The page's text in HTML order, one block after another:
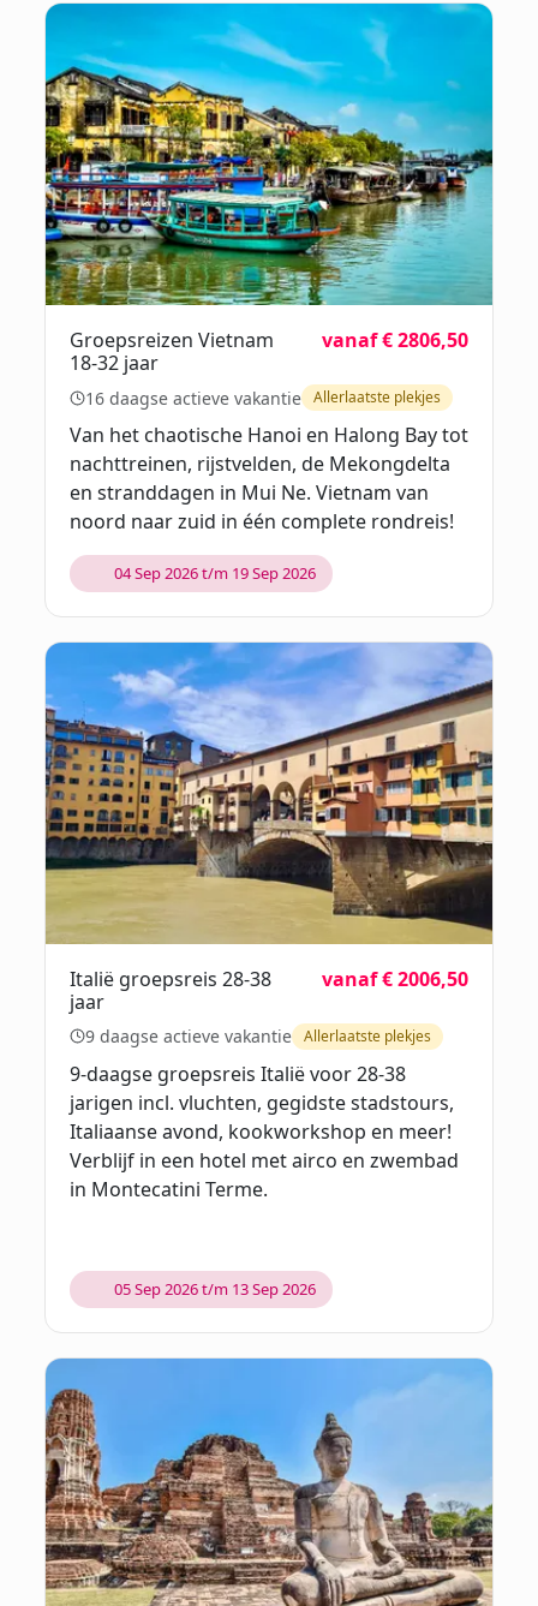
Groepsreizen Vietnam
18-32 jaar
vanaf € 2806,50
16 daagse actieve vakantie Allerlaatste plekjes
Van het chaotische Hanoi en Halong Bay tot
nachttreinen, rijstvelden, de Mekongdelta
en stranddagen in Mui Ne. Vietnam van
noord naar zuid in één complete rondreis!
04 Sep 2026 t/m 19 Sep 2026
Italië groepsreis 28-38
jaar
vanaf € 2006,50
9 daagse actieve vakantie Allerlaatste plekjes
9-daagse groepsreis Italië voor 28-38
jarigen incl. vluchten, gegidste stadstours,
Italiaanse avond, kookworkshop en meer!
Verblijf in een hotel met airco en zwembad
in Montecatini Terme.
05 Sep 2026 t/m 13 Sep 2026